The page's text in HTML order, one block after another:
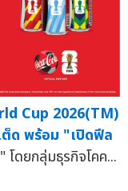
Cup 2026(TM)
ด พร้อม "เปิดฟีล
ดยกลุ่มธุรกิจโคค...